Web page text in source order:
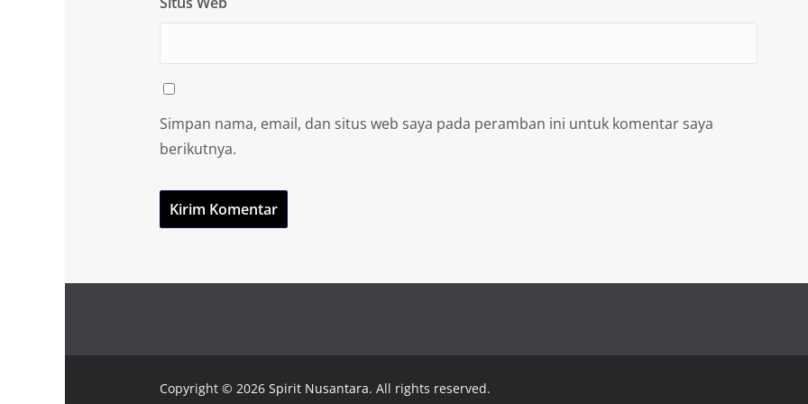
Simpan nama, email, dan situs web saya pada peramban ini untuk komentar saya
berikutnya.
Copyright © 2026 Spirit Nusantara. All rights reserved.